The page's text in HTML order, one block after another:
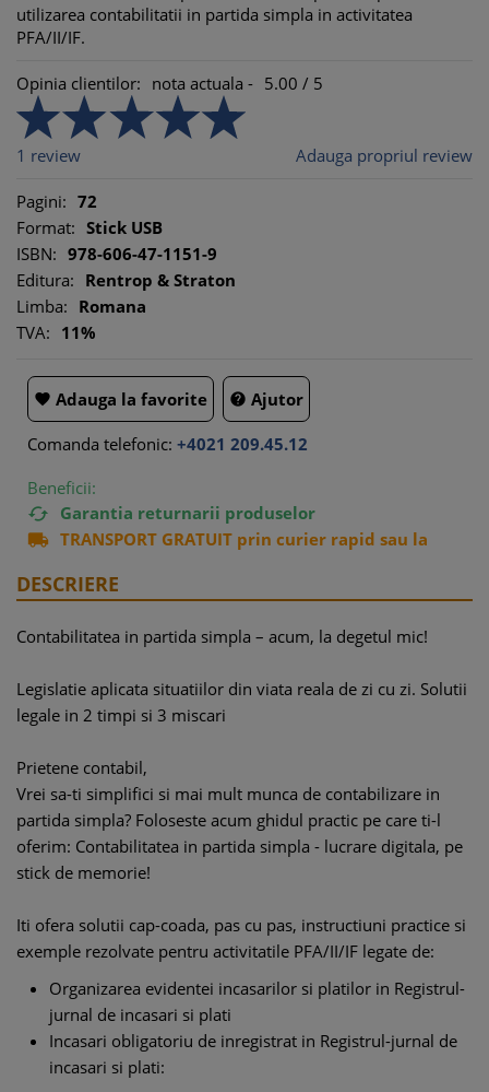
utilizarea contabilitatii in partida simpla in activitatea
PFA/II/IF.
Opinia clientilor: nota actuala - 5.00 / 5
1 review Adauga propriul review
Pagini: 72
Format: Stick USB
ISBN: 978-606-47-1151-9
Editura: Rentrop & Straton
Limba: Romana
TVA: 11%
 Adauga la favorite  Ajutor
Comanda telefonic: +4021 209.45.12
Beneficii:
 Garantia returnarii produselor
 TRANSPORT GRATUIT prin curier rapid sau la
DESCRIERE
Contabilitatea in partida simpla – acum, la degetul mic!
Legislatie aplicata situatiilor din viata reala de zi cu zi. Solutii
legale in 2 timpi si 3 miscari
Prietene contabil,
Vrei sa-ti simplifici si mai mult munca de contabilizare in
partida simpla? Foloseste acum ghidul practic pe care ti-l
oferim: Contabilitatea in partida simpla - lucrare digitala, pe
stick de memorie!
Iti ofera solutii cap-coada, pas cu pas, instructiuni practice si
exemple rezolvate pentru activitatile PFA/II/IF legate de:
Organizarea evidentei incasarilor si platilor in Registrul-
jurnal de incasari si plati
Incasari obligatoriu de inregistrat in Registrul-jurnal de
incasari si plati: